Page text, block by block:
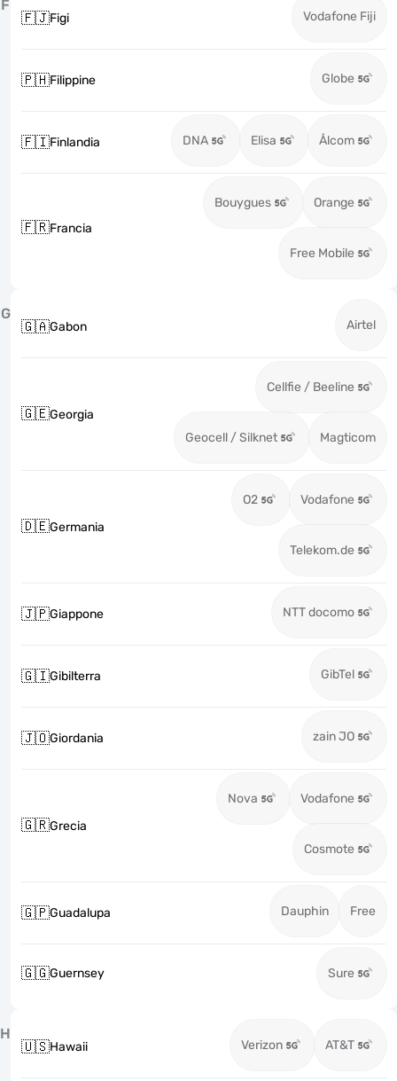
F
🇫🇯Figi Vodafone Fiji
🇵🇭Filippine Globe
🇫🇮Finlandia DNA Elisa Ålcom
🇫🇷Francia
Bouygues Orange
Free Mobile
G
🇬🇦Gabon Airtel
🇬🇪Georgia
Cellfie / Beeline
Geocell / Silknet Magticom
🇩🇪Germania
O2 Vodafone
Telekom.de
🇯🇵Giappone NTT docomo
🇬🇮Gibilterra GibTel
🇯🇴Giordania zain JO
🇬🇷Grecia
Nova Vodafone
Cosmote
🇬🇵Guadalupa Dauphin Free
🇬🇬Guernsey Sure
H
🇺🇸Hawaii Verizon AT&T